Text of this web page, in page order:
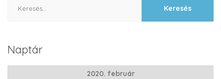
Naptár
2020. február